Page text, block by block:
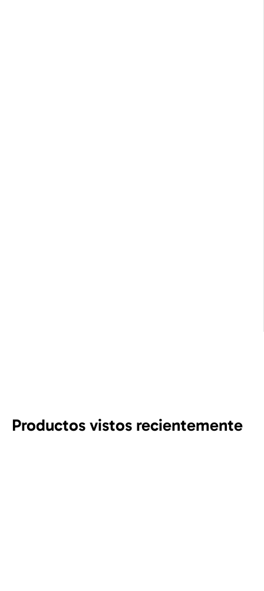
Productos vistos recientemente